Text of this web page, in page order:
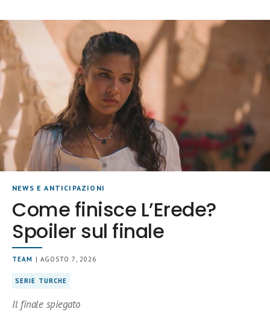
NEWS E ANTICIPAZIONI
Come finisce L’Erede?
Spoiler sul finale
TEAM | AGOSTO 7, 2026
SERIE TURCHE
Il finale spiegato